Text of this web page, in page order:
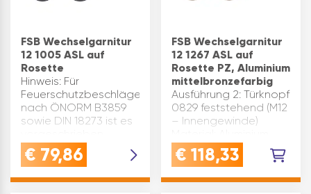
FSB Wechselgarnitur
12 1005 ASL auf
Rosette
Hinweis: Für
Feuerschutzbeschläge
nach ÖNORM B3859
sowie DIN 18273 ist es
komplette Garnituren
zu verarbeiten. Nur
eines Herstellers
€ 79,86
FSB Wechselgarnitur
12 1267 ASL auf
Rosette PZ, Aluminium
mittelbronzefarbig
Ausführung 2: Türknopf
0829 feststehend (M12
– Innengewinde)
Marke: FSB Stilrichtung:
modern Prüfung
B3859 Klasse nach EN
€ 118,33